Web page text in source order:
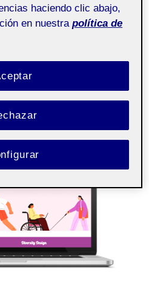
asignatura.
haciendo clic abajo,
en nuestra política de